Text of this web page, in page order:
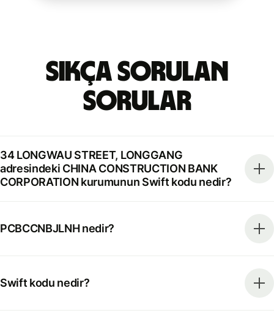
Sıkça Sorulan
Sorular
34 LONGWAU STREET, LONGGANG
adresindeki CHINA CONSTRUCTION BANK
CORPORATION kurumunun Swift kodu nedir?
PCBCCNBJLNH nedir?
Swift kodu nedir?